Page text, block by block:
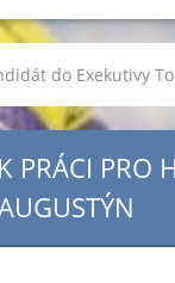
do Exekutivy
PRÁCI PRO